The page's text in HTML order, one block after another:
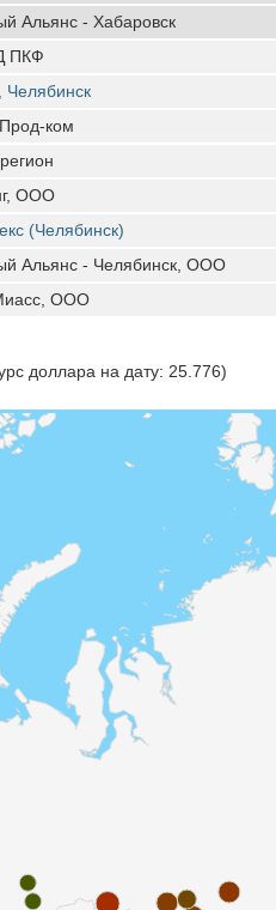
Альянс - Хабаровск
ПКФ
Челябинск
ком
ООО
(Челябинск)
Альянс - Челябинск, ООО
ООО
доллара на дату: 25.776)